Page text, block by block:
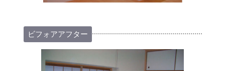
ビフォアアフター